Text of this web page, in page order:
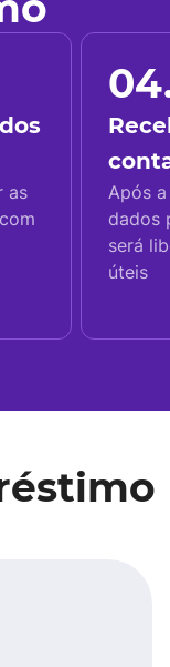
as
Após
dados
será
úteis